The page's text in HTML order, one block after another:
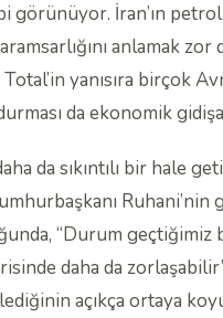
görünüyor. İran’ın petrol
anlamak
yanısıra birçok
da ekonomik
da sıkıntılı bir hale
Ruhani’nin
“Durum geçtiğimiz
daha da
açıkça ortaya